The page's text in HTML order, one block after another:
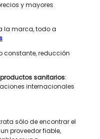
y mayores
la marca, todo a
constante, reducción
sanitarios:
internacionales
sólo de encontrar el
proveedor fiable,